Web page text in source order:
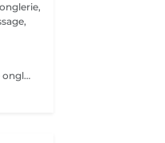
Retrait de votre gel/semi permanent afin de retrouver votre ongle naturel.